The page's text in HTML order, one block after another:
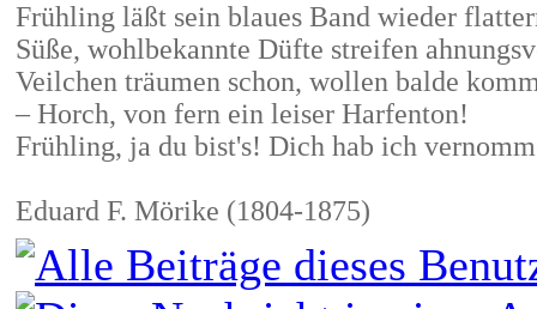
Frühling läßt sein blaues Band wieder
Süße, wohlbekannte Düfte streifen
Veilchen träumen schon, wollen balde
– Horch, von fern ein leiser Harfenton!
Frühling, ja du bist's! Dich hab ich
Eduard F. Mörike (1804-1875)